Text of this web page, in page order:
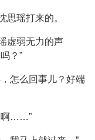
思瑶打来的。
虚弱无力的声
？”
怎么回事儿？好端
啊……”